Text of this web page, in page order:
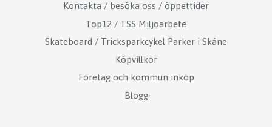
Kontakta / besöka oss / öppettider
Top12 / TSS Miljöarbete
Skateboard / Tricksparkcykel Parker i Skåne
Köpvillkor
Företag och kommun inköp
Blogg